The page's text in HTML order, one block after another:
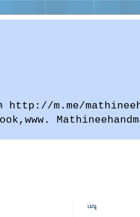
บุ๊ค http://m.me/
เมนู